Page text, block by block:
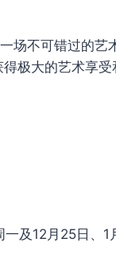
场不可错过的艺
极大的艺术享
及12月25日、1